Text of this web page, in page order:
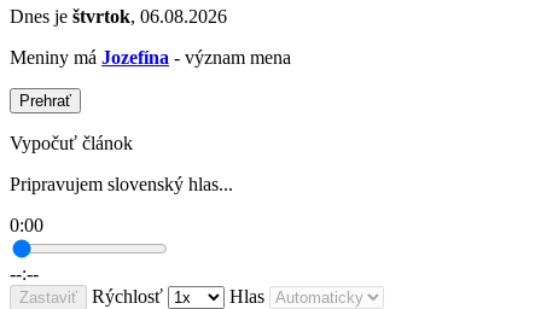
Dnes je štvrtok, 06.08.2026
Meniny má Jozefína - význam mena
Prehrať
Vypočuť článok
Pripravujem slovenský hlas...
0:00
--:--
Zastaviť Rýchlosť Hlas